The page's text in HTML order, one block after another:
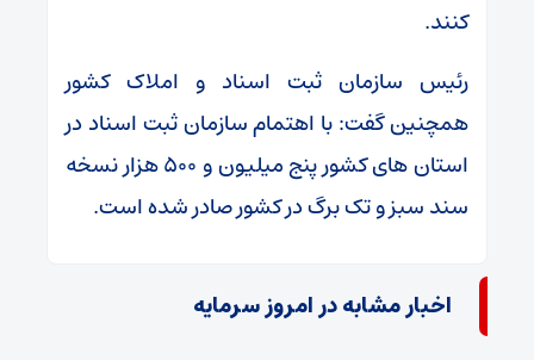
کنند.
رئیس سازمان ثبت اسناد و املاک کشور
همچنین گفت: با اهتمام سازمان ثبت اسناد در
استان های کشور پنج میلیون و ۵۰۰ هزار نسخه
سند سبز و تک برگ در کشور صادر شده است.
اخبار مشابه در امروز سرمایه